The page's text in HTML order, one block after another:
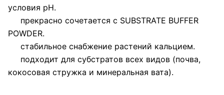
условия pH.
прекрасно сочетается с SUBSTRATE BUFFER
POWDER.
стабильное снабжение растений кальцием.
подходит для субстратов всех видов (почва,
кокосовая стружка и минеральная вата).